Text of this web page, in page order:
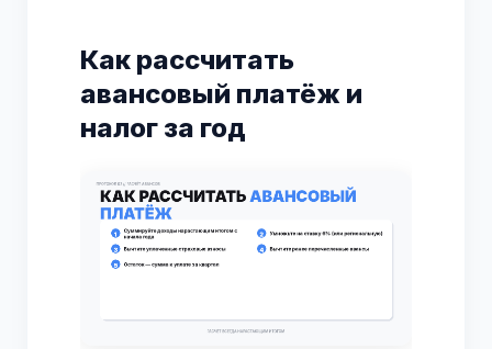
Как рассчитать
авансовый платёж и
налог за год